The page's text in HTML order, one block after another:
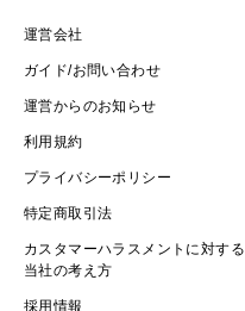
運営会社
ガイド/お問い合わせ
運営からのお知らせ
利用規約
プライバシーポリシー
特定商取引法
カスタマーハラスメントに対する
当社の考え方
採用情報